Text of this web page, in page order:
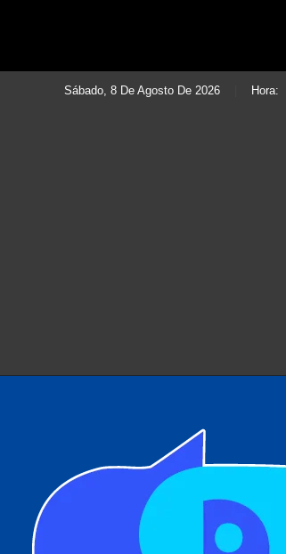
Sábado, 8 De Agosto De 2026 Hora: